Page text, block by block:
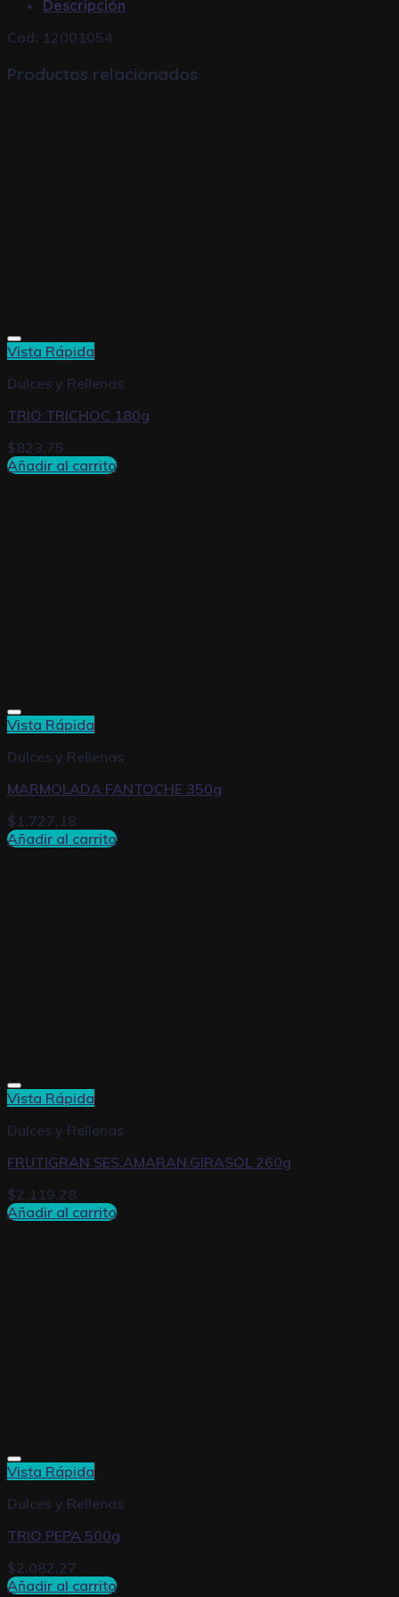
Descripción
Cod: 12001054
Productos relacionados
Vista Rápida
Dulces y Rellenas
TRIO TRICHOC 180g
$823,75
Añadir al carrito
Vista Rápida
Dulces y Rellenas
MARMOLADA FANTOCHE 350g
$1.727,18
Añadir al carrito
Vista Rápida
Dulces y Rellenas
FRUTIGRAN SES.AMARAN.GIRASOL 260g
$2.119,28
Añadir al carrito
Vista Rápida
Dulces y Rellenas
TRIO PEPA 500g
$2.082,27
Añadir al carrito